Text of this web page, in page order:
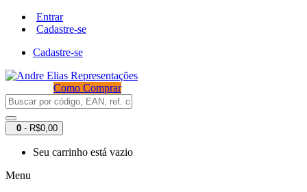
Entrar
Cadastre-se
Cadastre-se
Como Comprar
0 - R$0,00
Seu carrinho está vazio
Menu